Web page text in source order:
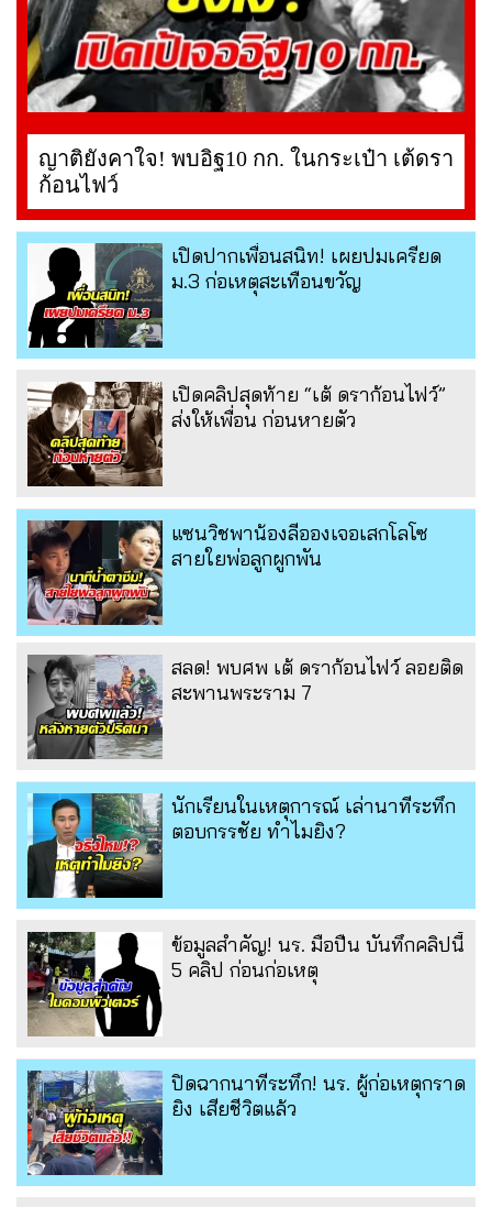
ญาติยังคาใจ! พบอิฐ10 กก. ในกระเป๋า เต้ดรา
ก้อนไฟว์
เปิดปากเพื่อนสนิท! เผยปมเครียด
ม.3 ก่อเหตุสะเทือนขวัญ
เปิดคลิปสุดท้าย “เต้ ดราก้อนไฟว์”
ส่งให้เพื่อน ก่อนหายตัว
แซนวิชพาน้องลีอองเจอเสกโลโซ
สายใยพ่อลูกผูกพัน
สลด! พบศพ เต้ ดราก้อนไฟว์ ลอยติด
สะพานพระราม 7
นักเรียนในเหตุการณ์ เล่านาทีระทึก
ตอบกรรชัย ทำไมยิง?
ข้อมูลสำคัญ! นร. มือปืน บันทึกคลิปนี้
5 คลิป ก่อนก่อเหตุ
ปิดฉากนาทีระทึก! นร. ผู้ก่อเหตุกราด
ยิง เสียชีวิตแล้ว